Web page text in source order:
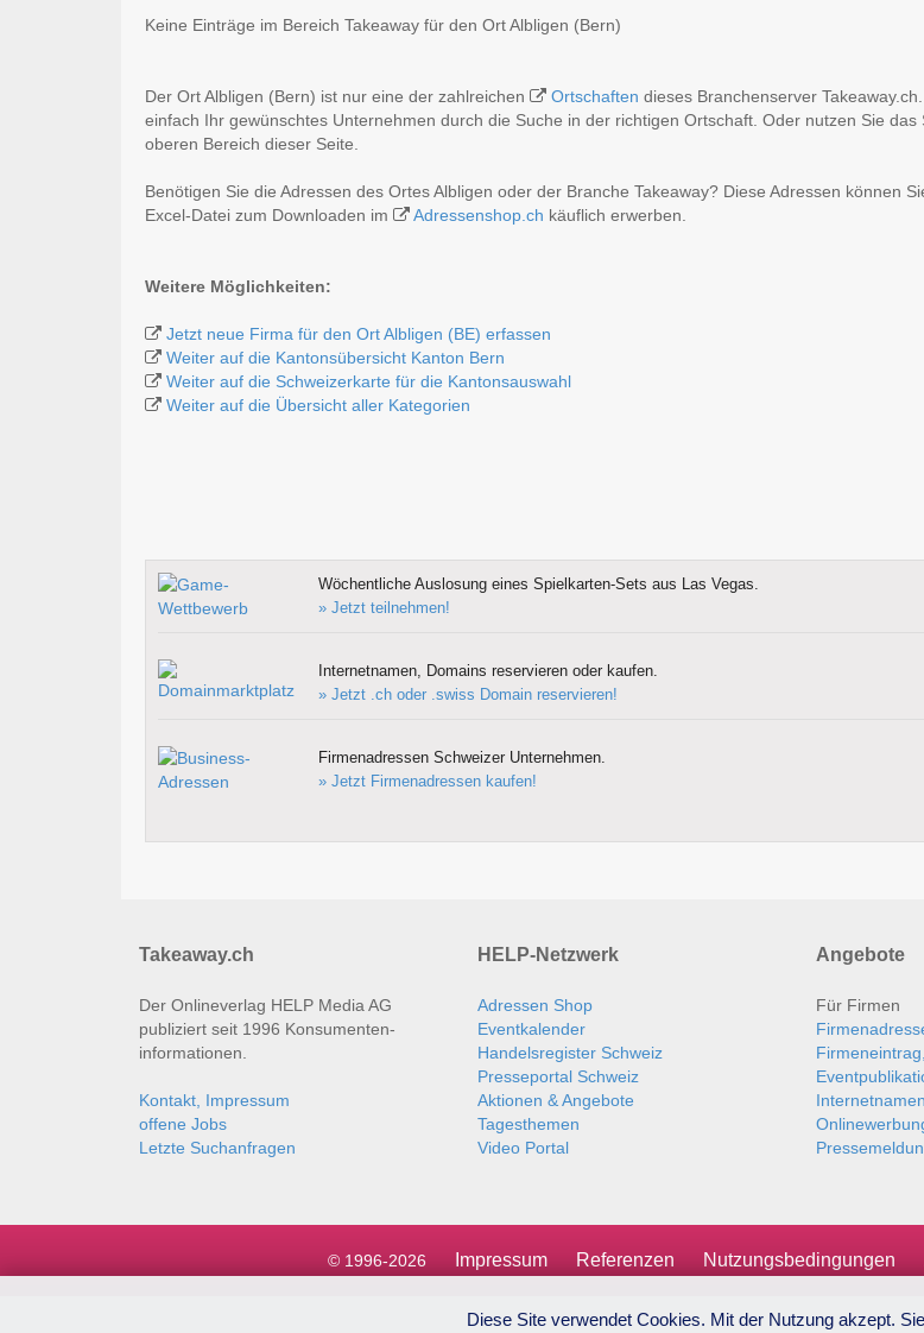
Keine Einträge im Bereich Takeaway für den Ort Albligen (Bern)
Der Ort Albligen (Bern) ist nur eine der zahlreichen Ortschaften dieses Branchenserver
einfach Ihr gewünschtes Unternehmen durch die Suche in der richtigen Ortschaft. Oder nutzen Sie das
oberen Bereich dieser Seite.
Benötigen Sie die Adressen des Ortes Albligen oder der Branche Takeaway? Diese Adressen können
Excel-Datei zum Downloaden im
Adressenshop.ch käuflich erwerben.
Weitere Möglichkeiten:
Jetzt neue Firma für den Ort Albligen (BE) erfassen
Weiter auf die Kantonsübersicht Kanton Bern
Weiter auf die Schweizerkarte für die Kantonsauswahl
Weiter auf die Übersicht aller Kategorien
Wöchentliche Auslosung eines Spielkarten-Sets aus Las Vegas.
» Jetzt teilnehmen!
Internetnamen, Domains reservieren oder kaufen.
» Jetzt .ch oder .swiss Domain reservieren!
Firmenadressen Schweizer Unternehmen.
» Jetzt Firmenadressen kaufen!
Takeaway.ch
Der Onlineverlag HELP Media AG
publiziert seit 1996 Konsumenten­
informationen.
Kontakt, Impressum
offene Jobs
Letzte Suchanfragen
HELP-Netzwerk
Adressen Shop
Eventkalender
Handelsregister Schweiz
Presseportal Schweiz
Aktionen & Angebote
Tagesthemen
Video Portal
Angebote
Für Firmen
© 1996-2026 Impressum Referenzen Nutzungsbedingungen
Diese Site verwendet Cookies. Mit der Nutzung akzept.